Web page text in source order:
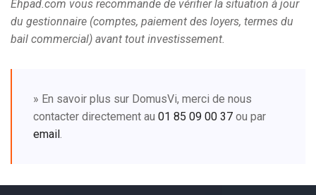
Ehpad.com vous recommande de vérifier la situation à jour
du gestionnaire (comptes, paiement des loyers, termes du
bail commercial) avant tout investissement.
» En savoir plus sur DomusVi, merci de nous
contacter directement au 01 85 09 00 37 ou par
email .